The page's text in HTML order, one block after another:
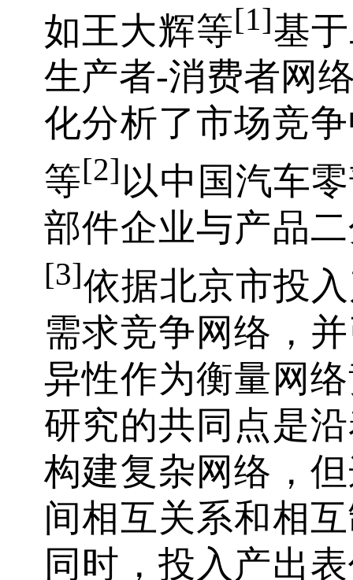
如王大辉等[1]基
生产者-消费者网
化分析了市场竞
等[2]以中国汽车
部件企业与产品
[3]依据北京市投
需求竞争网络，
异性作为衡量网
研究的共同点是
构建复杂网络，
间相互关系和相
同时，投入产出